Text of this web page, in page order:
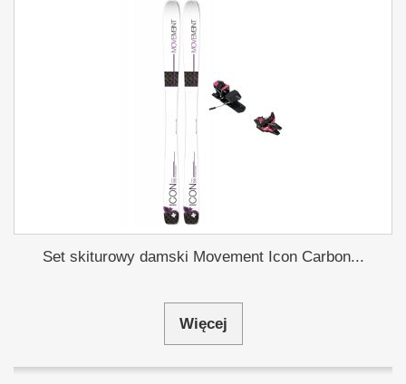
Set skiturowy damski Movement Icon Carbon...
Więcej